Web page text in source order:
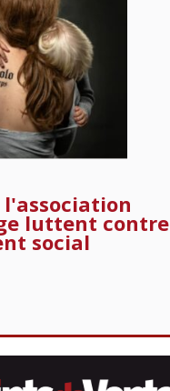
luttent contre
social